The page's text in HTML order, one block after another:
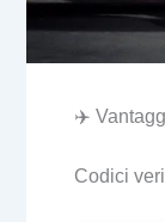
✈️
Codici